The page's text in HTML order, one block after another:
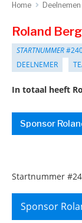
Home Deelnemen
Roland
STARTNUMMER
DEELNEMER
In totaal heeft
Sponsor
Startnummer
Sponsor